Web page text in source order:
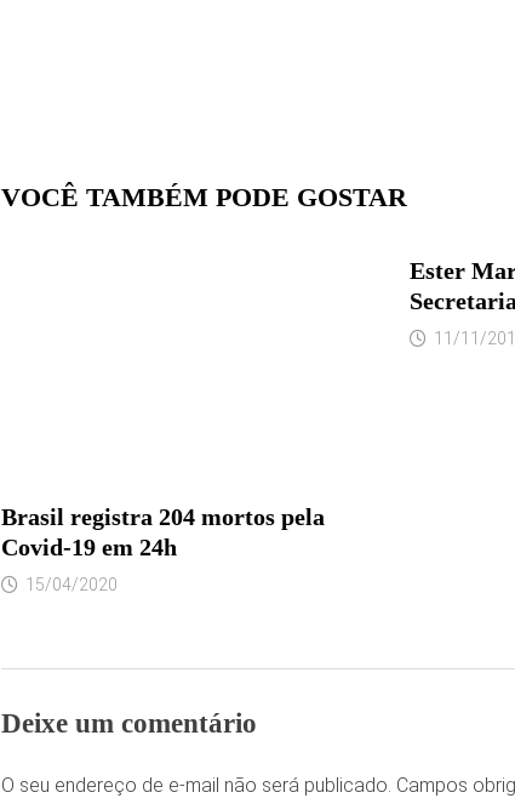
VOCÊ TAMBÉM PODE GOSTAR
Brasil registra 204 mortos pela
Covid-19 em 24h
15/04/2020
Ester
11/11/
Deixe um comentário
O seu endereço de e-mail não será publicado. Campos